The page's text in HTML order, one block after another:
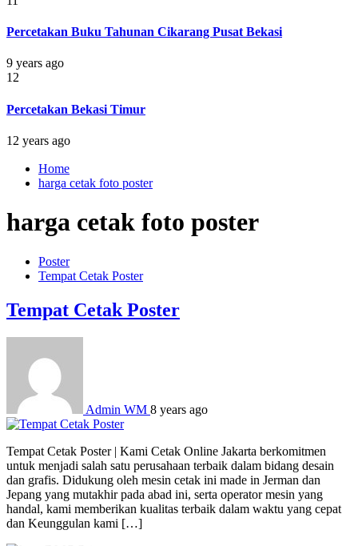
Percetakan Buku Tahunan Cikarang Pusat Bekasi
9 years ago
12
Percetakan Bekasi Timur
12 years ago
Home
harga cetak foto poster
harga cetak foto poster
Poster
Tempat Cetak Poster
Tempat Cetak Poster
Admin WM 8 years ago
Tempat Cetak Poster | Kami Cetak Online Jakarta berkomitmen
untuk menjadi salah satu perusahaan terbaik dalam bidang desain
dan grafis. Didukung oleh mesin cetak ini made in Jerman dan
Jepang yang mutakhir pada abad ini, serta operator mesin yang
handal, kami memberikan kualitas terbaik dalam waktu yang cepat
dan Keunggulan kami […]